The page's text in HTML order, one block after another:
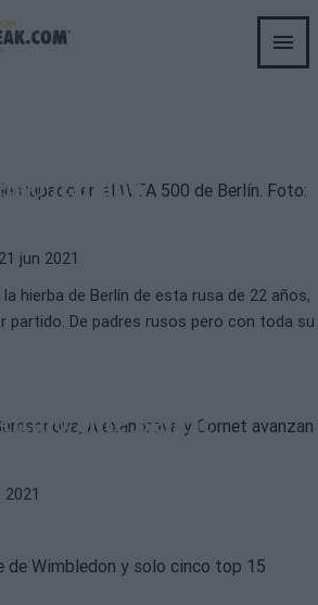
italiano
jun 2021
hierba de Berlín de esta rusa de 22 años,
partido. De padres rusos pero con toda su
ante Bencic
vuelve a